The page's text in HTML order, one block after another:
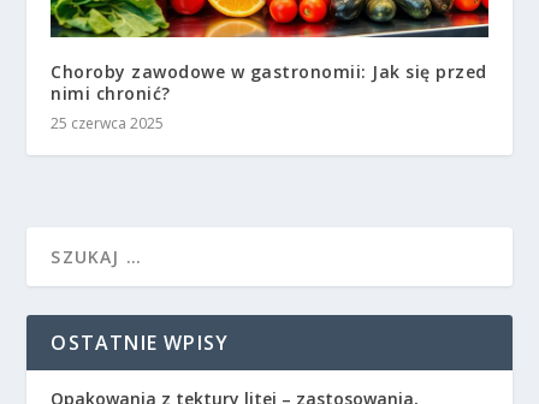
Choroby zawodowe w gastronomii: Jak się przed
nimi chronić?
25 czerwca 2025
OSTATNIE WPISY
Opakowania z tektury litej – zastosowania,